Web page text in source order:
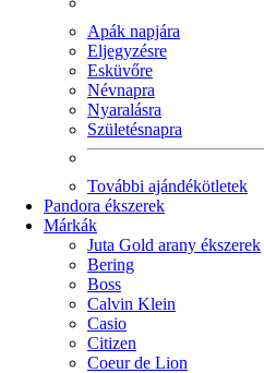
Apák napjára
Eljegyzésre
Esküvőre
Névnapra
Nyaralásra
Születésnapra
További ajándékötletek
Pandora ékszerek
Márkák
Juta Gold arany ékszerek
Bering
Boss
Calvin Klein
Casio
Citizen
Coeur de Lion